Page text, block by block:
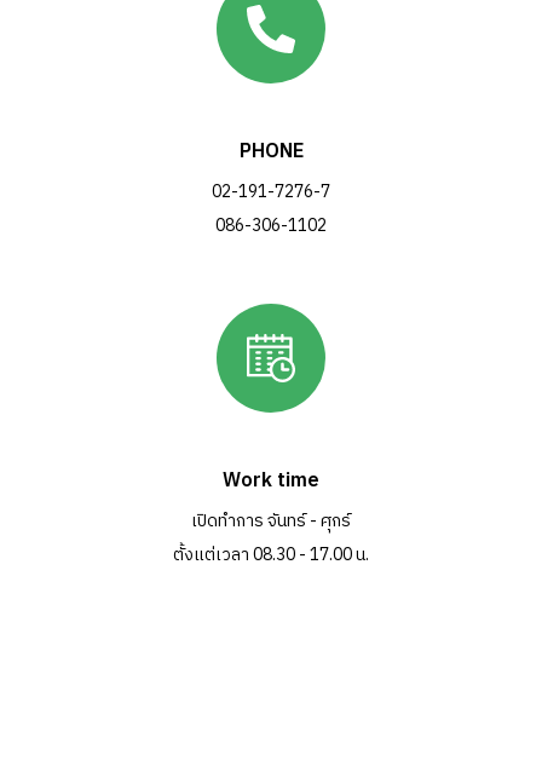
PHONE
02-191-7276-7
086-306-1102
Work time
เปิดทำการ จันทร์ - ศุกร์
ตั้งแต่เวลา 08.30 - 17.00 น.